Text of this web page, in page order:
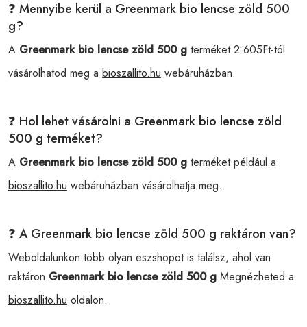
❓ Mennyibe kerül a Greenmark bio lencse zöld 500
g?
A Greenmark bio lencse zöld 500 g terméket 2 605Ft-tól
vásárolhatod meg a bioszallito.hu webáruházban.
❓ Hol lehet vásárolni a Greenmark bio lencse zöld
500 g terméket?
A Greenmark bio lencse zöld 500 g terméket például a
bioszallito.hu webáruházban vásárolhatja meg.
❓ A Greenmark bio lencse zöld 500 g raktáron van?
Weboldalunkon több olyan eszshopot is találsz, ahol van
raktáron Greenmark bio lencse zöld 500 g Megnézheted a
bioszallito.hu oldalon.